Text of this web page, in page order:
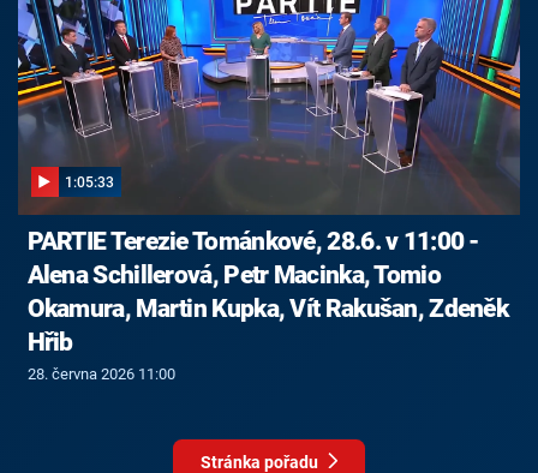
1:05:33
PARTIE Terezie Tománkové, 28.6. v 11:00 -
Alena Schillerová, Petr Macinka, Tomio
Okamura, Martin Kupka, Vít Rakušan, Zdeněk
Hřib
28. června 2026 11:00
Stránka pořadu